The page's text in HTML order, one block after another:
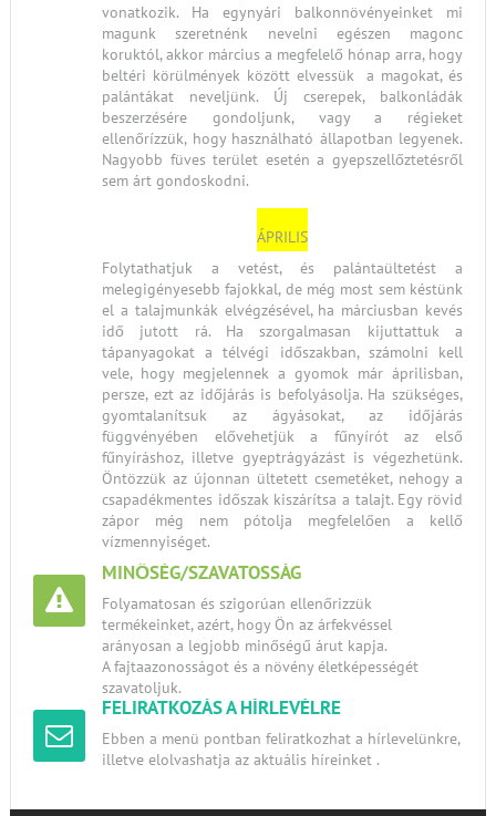
vonatkozik. Ha egynyári balkonnövényeinket mi
magunk szeretnénk nevelni egészen magonc
koruktól, akkor március a megfelelő hónap arra, hogy
beltéri körülmények között elvessük a magokat, és
palántákat neveljünk. Új cserepek, balkonládák
beszerzésére gondoljunk, vagy a régieket
ellenőrízzük, hogy használható állapotban legyenek.
Nagyobb füves terület esetén a gyepszellőztetésről
sem árt gondoskodni.
ÁPRILIS
Folytathatjuk a vetést, és palántaültetést a
melegigényesebb fajokkal, de még most sem késtünk
el a talajmunkák elvégzésével, ha márciusban kevés
idő jutott rá. Ha szorgalmasan kijuttattuk a
tápanyagokat a télvégi időszakban, számolni kell
vele, hogy megjelennek a gyomok már áprilisban,
persze, ezt az időjárás is befolyásolja. Ha szükséges,
gyomtalanítsuk az ágyásokat, az időjárás
függvényében elővehetjük a fűnyírót az első
fűnyíráshoz, illetve gyeptrágyázást is végezhetünk.
Öntözzük az újonnan ültetett csemetéket, nehogy a
csapadékmentes időszak kiszárítsa a talajt. Egy rövid
zápor még nem pótolja megfelelően a kellő
vízmennyiséget.
MINŐSÉG/SZAVATOSSÁG
Folyamatosan és szigorúan ellenőrizzük
termékeinket, azért, hogy Ön az árfekvéssel
arányosan a legjobb minőségű árut kapja.
A fajtaazonosságot és a növény életképességét
szavatoljuk.
FELIRATKOZÁS A HÍRLEVÉLRE
Ebben a menü pontban feliratkozhat a hírlevelünkre,
illetve elolvashatja az aktuális híreinket .